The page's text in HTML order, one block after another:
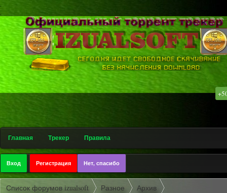
.
.
Главная Трекер Правила
Вход Регистрация Нет, спасибо
Список форумов izualsoft Разное Архив